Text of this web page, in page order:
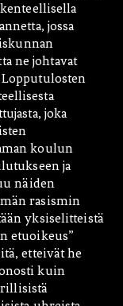
jossa
ne johtavat
joka
koulun
ja
näiden
rasismin
yksiselitteistä
etuoikeus”
etteivät he
kuin